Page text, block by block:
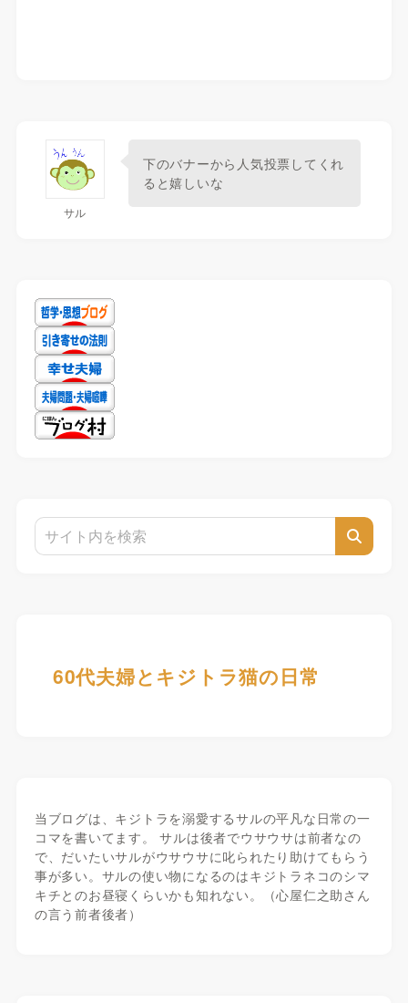
サル
下のバナーから人気投票してくれ
ると嬉しいな
60代夫婦とキジトラ猫の日常
当ブログは、キジトラを溺愛するサルの平凡な日常の一
コマを書いてます。 サルは後者でウサウサは前者なの
で、だいたいサルがウサウサに叱られたり助けてもらう
事が多い。サルの使い物になるのはキジトラネコのシマ
キチとのお昼寝くらいかも知れない。（心屋仁之助さん
の言う前者後者）